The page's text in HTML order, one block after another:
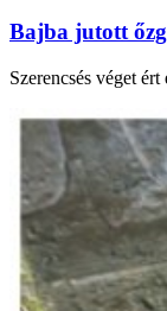
Bajba jutott
Szerencsés véget